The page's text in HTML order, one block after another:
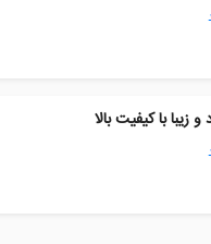
با کیفیت بالا